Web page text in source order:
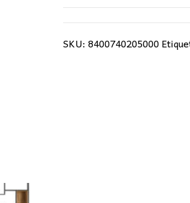
SKU: 8400740205000